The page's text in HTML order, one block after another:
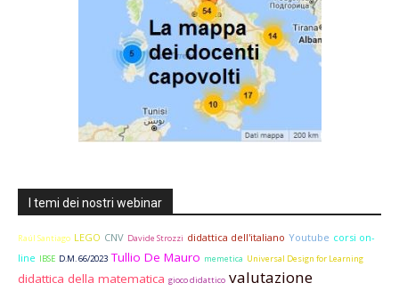
I temi dei nostri webinar
Raúl Santiago LEGO CNV Davide Strozzi didattica dell'italiano Youtube corsi on-
line IBSE D.M. 66/2023 Tullio De Mauro memetica Universal Design for Learning
didattica della matematica gioco didattico valutazione